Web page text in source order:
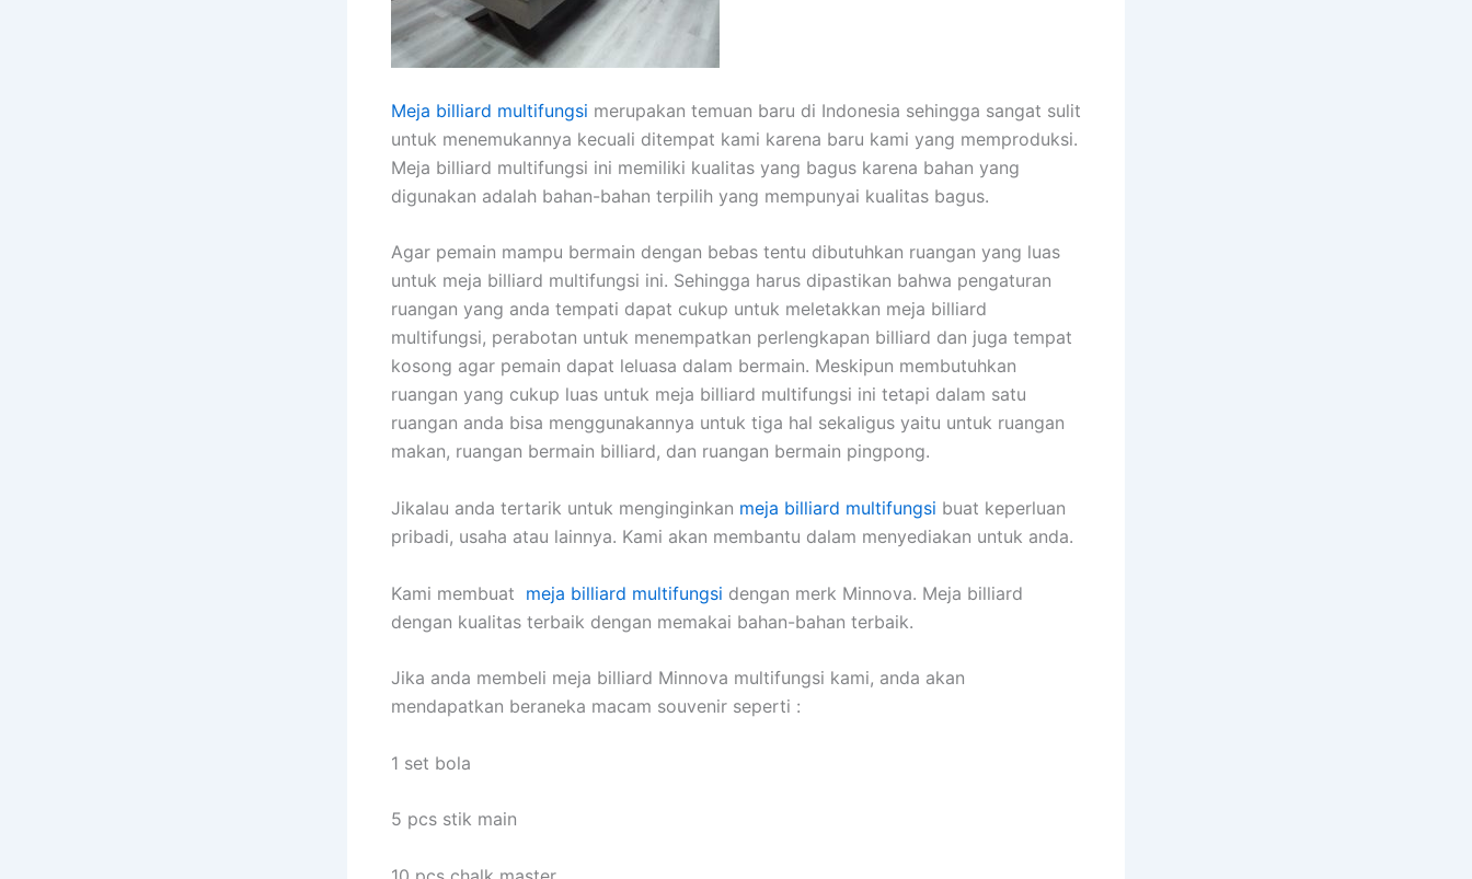
Meja billiard multifungsi merupakan temuan baru di Indonesia sehingga sangat sulit
untuk menemukannya kecuali ditempat kami karena baru kami yang memproduksi.
Meja billiard multifungsi ini memiliki kualitas yang bagus karena bahan yang
digunakan adalah bahan-bahan terpilih yang mempunyai kualitas bagus.
Agar pemain mampu bermain dengan bebas tentu dibutuhkan ruangan yang luas
untuk meja billiard multifungsi ini. Sehingga harus dipastikan bahwa pengaturan
ruangan yang anda tempati dapat cukup untuk meletakkan meja billiard
multifungsi, perabotan untuk menempatkan perlengkapan billiard dan juga tempat
kosong agar pemain dapat leluasa dalam bermain. Meskipun membutuhkan
ruangan yang cukup luas untuk meja billiard multifungsi ini tetapi dalam satu
ruangan anda bisa menggunakannya untuk tiga hal sekaligus yaitu untuk ruangan
makan, ruangan bermain billiard, dan ruangan bermain pingpong.
Jikalau anda tertarik untuk menginginkan meja billiard multifungsi buat keperluan
pribadi, usaha atau lainnya. Kami akan membantu dalam menyediakan untuk anda.
Kami membuat meja billiard multifungsi dengan merk Minnova. Meja billiard
dengan kualitas terbaik dengan memakai bahan-bahan terbaik.
Jika anda membeli meja billiard Minnova multifungsi kami, anda akan
mendapatkan beraneka macam souvenir seperti :
1 set bola
5 pcs stik main